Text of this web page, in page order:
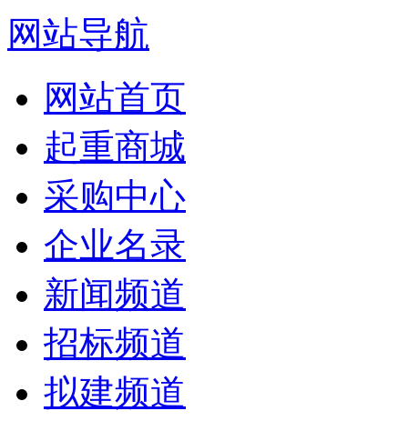
网站导航
网站首页
起重商城
采购中心
企业名录
新闻频道
招标频道
拟建频道